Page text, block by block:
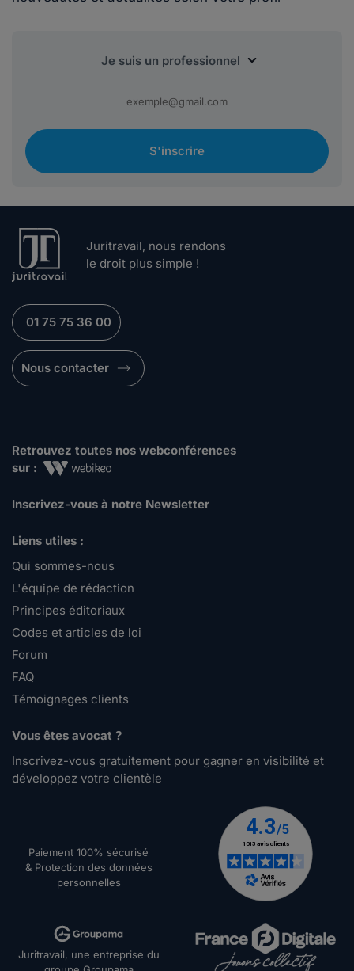
S'inscrire
Juritravail, nous rendons
le droit plus simple !
01 75 75 36 00
Nous contacter
Retrouvez toutes nos webconférences
sur :
Inscrivez-vous à notre Newsletter
Liens utiles :
Qui sommes-nous
L'équipe de rédaction
Principes éditoriaux
Codes et articles de loi
Forum
FAQ
Témoignages clients
Vous êtes avocat ?
Inscrivez-vous gratuitement pour gagner en visibilité et
développez votre clientèle
Paiement 100% sécurisé
& Protection des données
personnelles
Juritravail, une entreprise du